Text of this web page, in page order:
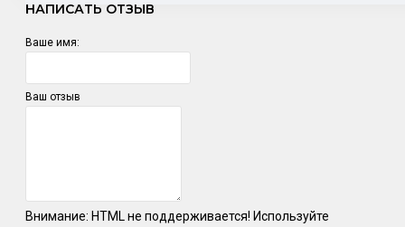
НАПИСАТЬ ОТЗЫВ
Ваше имя:
Ваш отзыв
Внимание: HTML не поддерживается! Используйте